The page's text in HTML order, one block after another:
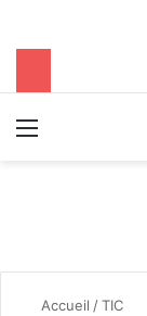
Accueil /TIC